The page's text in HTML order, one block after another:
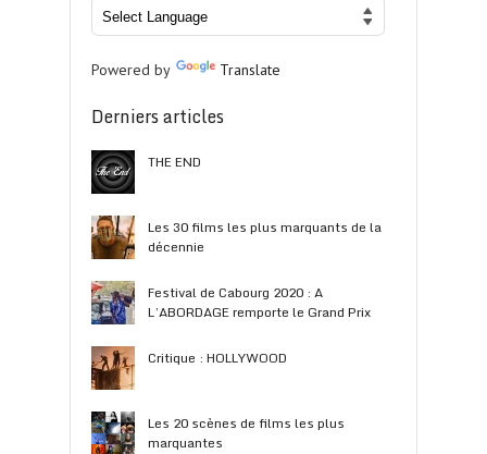
Powered by Translate
Derniers articles
THE END
Les 30 films les plus marquants de la
décennie
Festival de Cabourg 2020 : A
L’ABORDAGE remporte le Grand Prix
Critique : HOLLYWOOD
Les 20 scènes de films les plus
marquantes